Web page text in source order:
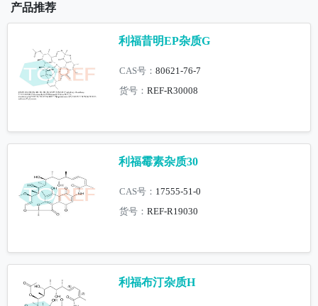
产品推荐
利福昔明EP杂质G
CAS号：80621-76-7
货号：REF-R30008
利福霉素杂质30
CAS号： 17555-51-0
货号：REF-R19030
利福布汀杂质H